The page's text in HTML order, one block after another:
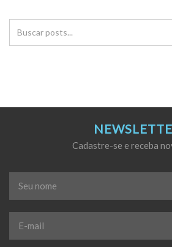
Cadastre-se e receba
Seu
nome
*
E-
mail
*